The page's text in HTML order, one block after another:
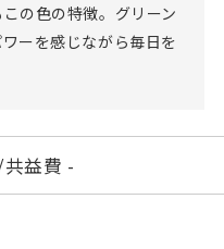
の色の特徴。グリーン
ーを感じながら毎日を
益費 -